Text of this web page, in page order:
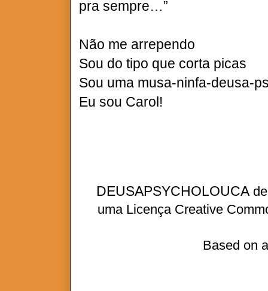
pra sempre…”
Não me arrependo
Sou do tipo que corta picas
Sou uma musa-ninfa-deusa-
Eu sou Carol!
DEUSAPSYCHOLOUCA
uma Licença Creative
Based on